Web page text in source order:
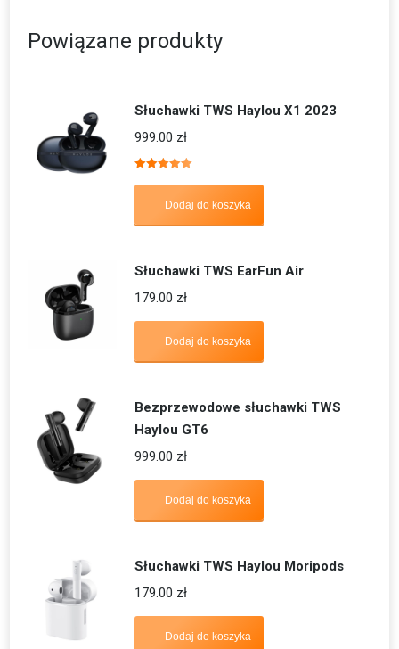
Powiązane produkty
Słuchawki TWS Haylou X1 2023
999.00 zł
5.00
Dodaj do koszyka
Słuchawki TWS EarFun Air
179.00 zł
Dodaj do koszyka
Bezprzewodowe słuchawki TWS
Haylou GT6
999.00 zł
Dodaj do koszyka
Słuchawki TWS Haylou Moripods
179.00 zł
Dodaj do koszyka